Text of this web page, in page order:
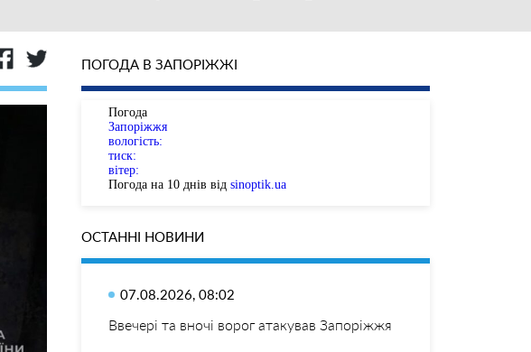
ПОГОДА В ЗАПОРІЖЖІ
Погода
Запоріжжя
вологість:
тиск:
вітер:
Погода на 10 днів від sinoptik.ua
ОСТАННІ НОВИНИ
07.08.2026, 08:02
Ввечері та вночі ворог атакував Запоріжжя